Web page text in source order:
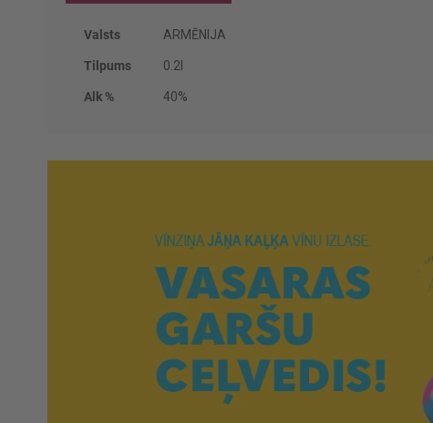
Vairāk
Valsts ARMĒNIJA
Tilpums 0.2l
Alk % 40%